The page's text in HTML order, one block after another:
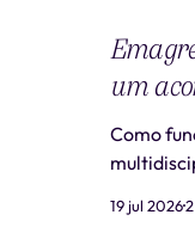
um
Como
19 jul 2026